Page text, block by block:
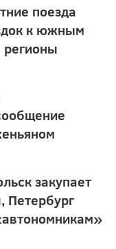
поезда
к южным
регионы
закупает
Петербург